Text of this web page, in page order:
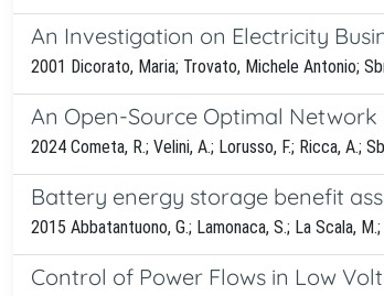
An Investigation on Electricity
2001 Dicorato, Maria; Trovato, Michele Antonio;
An Open-Source Optimal
2024 Cometa, R.; Velini, A.; Lorusso, F.; Ricca, A.;
Battery energy storage benefit
2015 Abbatantuono, G.; Lamonaca, S.; La Scala,
Control of Power Flows in Low